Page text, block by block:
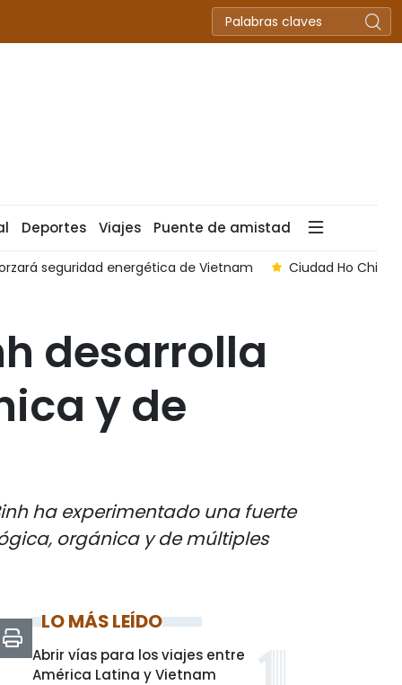
Deportes Viajes Puente de amistad
seguridad energética de Vietnam Ciudad Ho Chi
desarrolla
y de
ha experimentado una fuerte
orgánica y de múltiples
LO MÁS LEÍDO
Abrir vías para los viajes entre
América Latina y Vietnam